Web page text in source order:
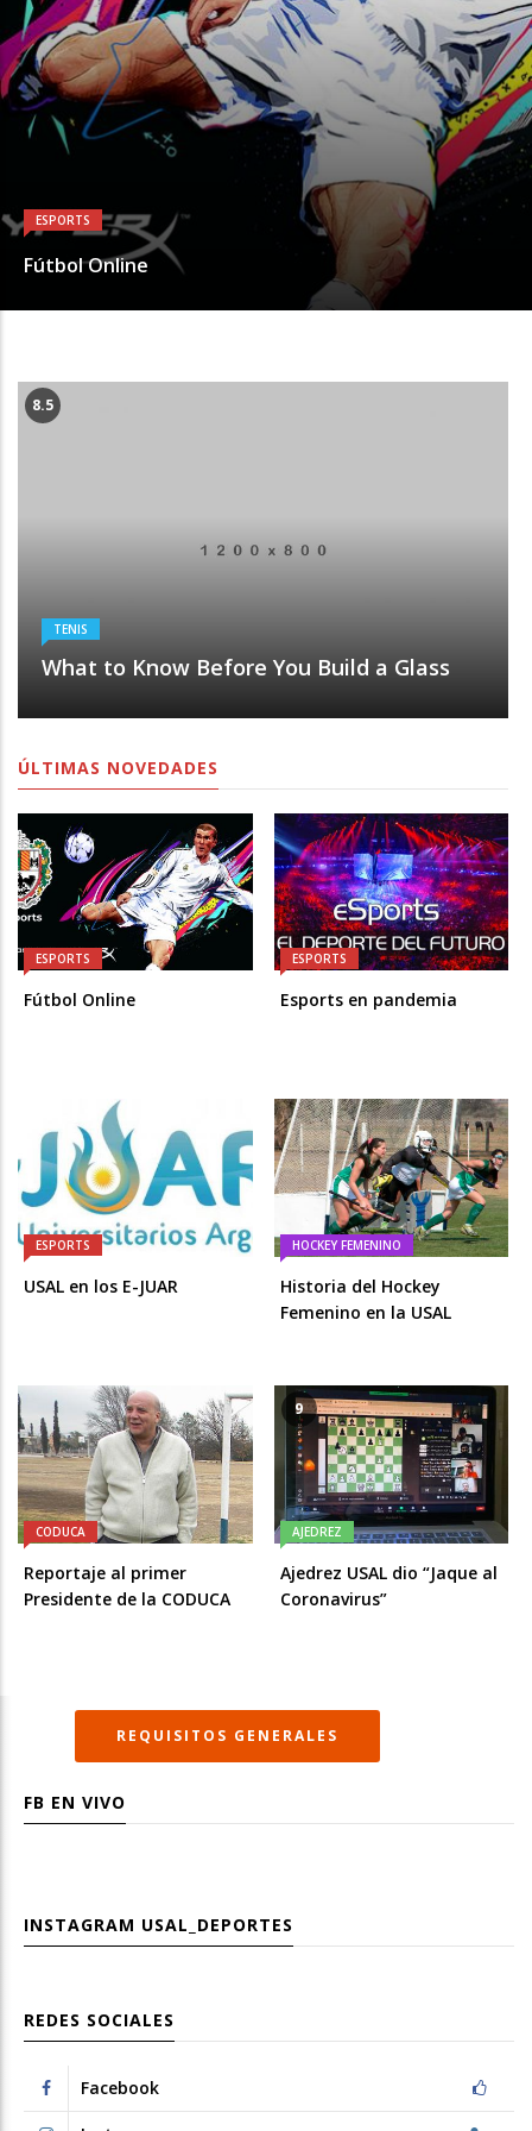
ESPORTS
Fútbol Online
8.5
TENIS
What to Know Before You Build a Glass
ÚLTIMAS NOVEDADES
ESPORTS
Fútbol Online
ESPORTS
Esports en pandemia
ESPORTS
USAL en los E-JUAR
HOCKEY FEMENINO
Historia del Hockey
Femenino en la USAL
CODUCA
Reportaje al primer
Presidente de la CODUCA
9
AJEDREZ
Ajedrez USAL dio “Jaque al
Coronavirus”
REQUISITOS GENERALES
FB EN VIVO
INSTAGRAM USAL_DEPORTES
REDES SOCIALES
Facebook